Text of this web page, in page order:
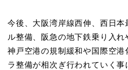
今後、大阪湾岸線西伸、西日本
ル整備、阪急の地下鉄乗り入れ
神戸空港の規制緩和や国際空港
ラ整備が相次ぎ行われていく事